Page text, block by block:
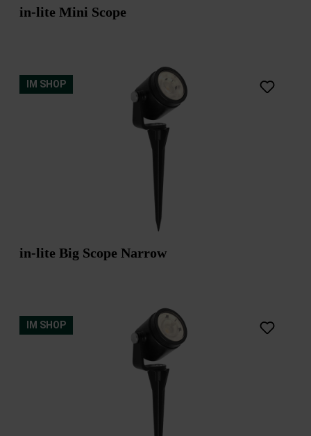
in-lite Mini Scope
IM SHOP
in-lite Big Scope Narrow
IM SHOP